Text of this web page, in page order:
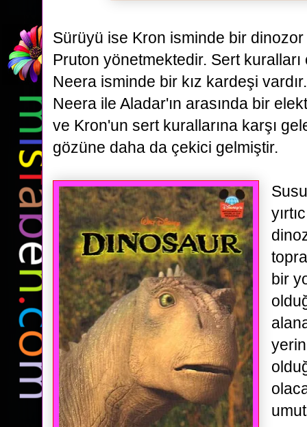
Sürüyü ise Kron isminde bir dinozor
Pruton yönetmektedir. Sert kuralları
Neera isminde bir kız kardeşi
Neera ile Aladar'ın arasında bir
ve Kron'un sert kurallarına karşı
gözüne daha da çekici gelmiştir.
bir